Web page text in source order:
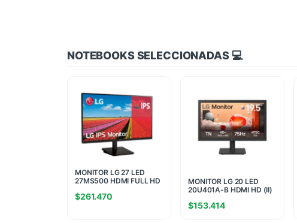
NOTEBOOKS SELECCIONADAS 💻
MONITOR LG 27 LED
27MS500 HDMI FULL HD
$261.470
MONITOR LG 20 LED
20U401A-B HDMI HD (II)
$153.414